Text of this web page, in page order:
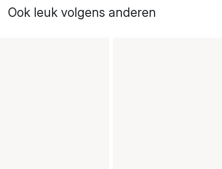
Ook leuk volgens anderen